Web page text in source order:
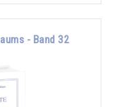
- Band 32